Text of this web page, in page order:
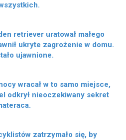
retriever uratował małego
ukryte zagrożenie w domu.
ujawnione.
wracał w to samo miejsce,
odkrył nieoczekiwany sekret
zatrzymało się, by